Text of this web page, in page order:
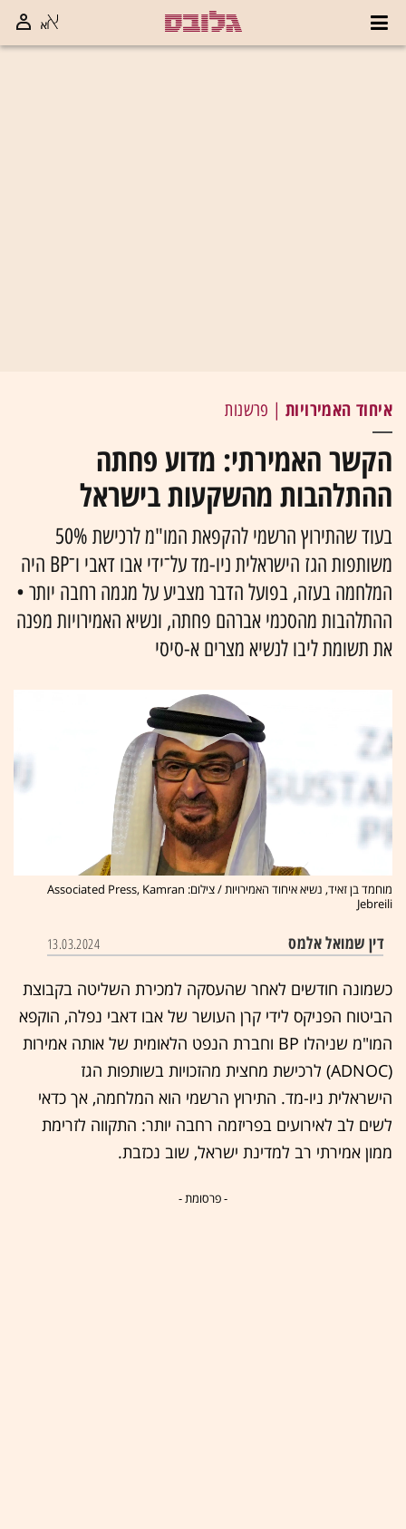
איחוד האמירויות | פרשנות
הקשר האמירתי: מדוע פחתה
ההתלהבות מהשקעות בישראל
בעוד שהתירוץ הרשמי להקפאת המו"מ לרכישת 50%
משותפות הגז הישראלית ניו-מד על־ידי אבו דאבי ו־BP היה
המלחמה בעזה, בפועל הדבר מצביע על מגמה רחבה יותר •
ההתלהבות מהסכמי אברהם פחתה, ונשיא האמירויות מפנה
את תשומת ליבו לנשיא מצרים א-סיסי
מוחמד בן זאיד, נשיא איחוד האמירויות / צילום: Associated Press, Kamran
Jebreili
דין שמואל אלמס 13.03.2024
כשמונה חודשים לאחר שהעסקה למכירת השליטה בקבוצת
הביטוח הפניקס לידי קרן העושר של אבו דאבי נפלה, הוקפא
המו"מ שניהלו BP וחברת הנפט הלאומית של אותה אמירות
(ADNOC) לרכישת מחצית מהזכויות בשותפות הגז
הישראלית ניו-מד. התירוץ הרשמי הוא המלחמה, אך כדאי
לשים לב לאירועים בפריזמה רחבה יותר: התקווה לזרימת
ממון אמירתי רב למדינת ישראל, שוב נכזבת.
- פרסומת -